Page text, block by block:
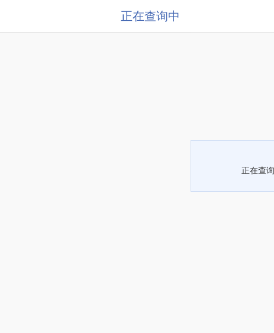
正在查询中
正在查